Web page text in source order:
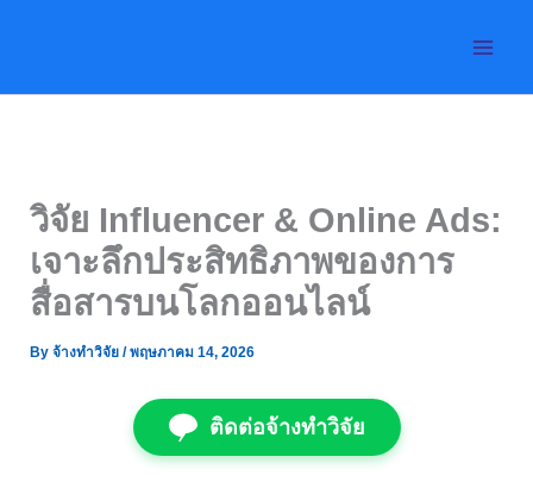
วิจัย Influencer & Online Ads:
เจาะลึกประสิทธิภาพของการ
สื่อสารบนโลกออนไลน์
By จ้างทำวิจัย /พฤษภาคม 14, 2026
ติดต่อจ้างทำวิจัย